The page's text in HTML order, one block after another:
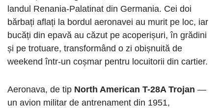
landul Renania-Palatinat din Germania. Cei doi
bărbați aflați la bordul aeronavei au murit pe loc, iar
bucăți din epavă au căzut pe acoperișuri, în grădini
și pe trotuare, transformând o zi obișnuită de
weekend într-un coșmar pentru locuitorii din cartier.
Aeronava, de tip North American T-28A Trojan —
un avion militar de antrenament din 1951,